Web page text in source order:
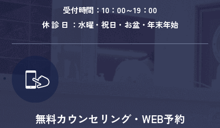
受付時間：10：00～19：00
休 診 日 ：水曜・祝日・お盆・年末年始
無料カウンセリング・WEB予約